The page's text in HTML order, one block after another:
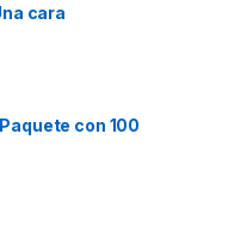
cara
con 100